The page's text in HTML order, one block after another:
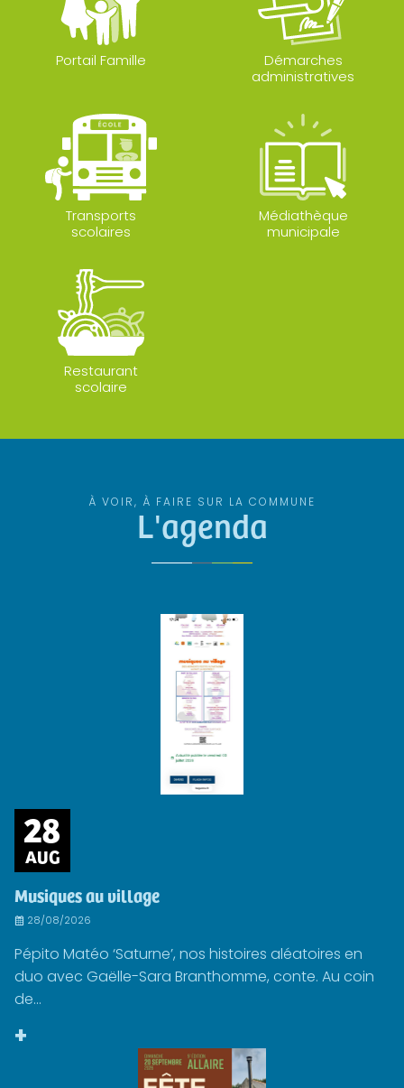
Portail Famille
Démarches
administratives
Transports
scolaires
Médiathèque
municipale
Restaurant
scolaire
À VOIR, À FAIRE SUR LA COMMUNE
L'agenda
28
AUG
Musiques au village
28/08/2026
Pépito Matéo ‘Saturne’, nos histoires aléatoires en
duo avec Gaëlle-Sara Branthomme, conte. Au coin
de...
+